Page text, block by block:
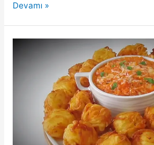
Kahvaltılık
Devamı »